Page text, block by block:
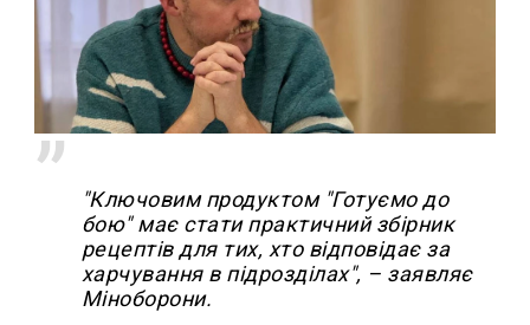
"Ключовим продуктом "Готуємо до
бою" має стати практичний збірник
рецептів для тих, хто відповідає за
харчування в підрозділах", – заявляє
Міноборони.